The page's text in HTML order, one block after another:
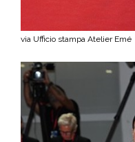
via Ufficio stampa Atelier Emé